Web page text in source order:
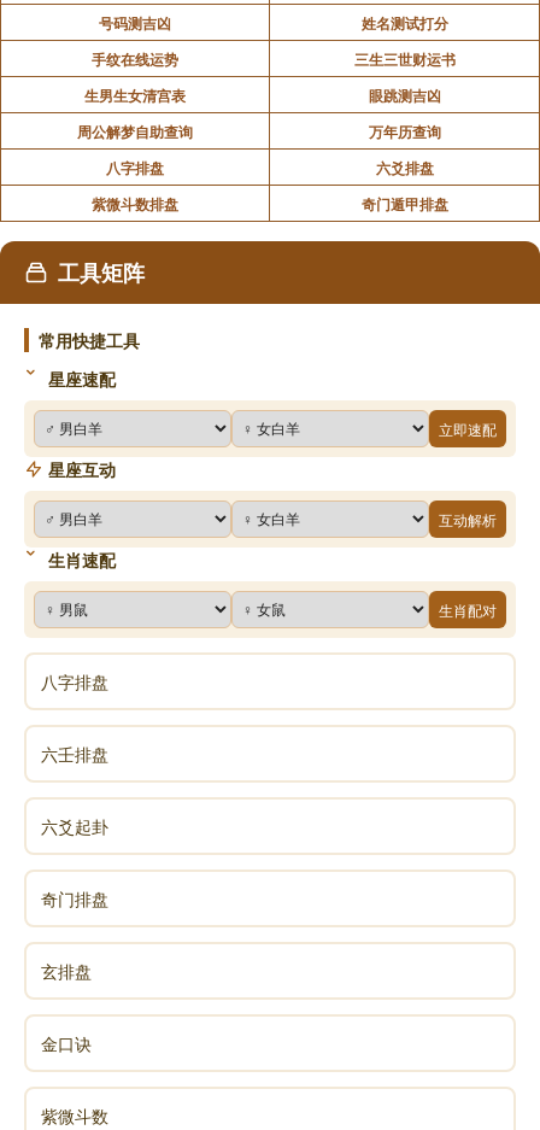
号码测吉凶
姓名测试打分
手纹在线运势
三生三世财运书
生男生女清宫表
眼跳测吉凶
周公解梦自助查询
万年历查询
八字排盘
六爻排盘
紫微斗数排盘
奇门遁甲排盘
工具矩阵
常用快捷工具
星座速配
立即速配
星座互动
互动解析
生肖速配
生肖配对
八字排盘
六壬排盘
六爻起卦
奇门排盘
玄排盘
金口诀
紫微斗数